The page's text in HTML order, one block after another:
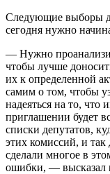
Следующие выборы
сегодня нужно
— Нужно
чтобы лучше
их к определенной
самим о том, чтобы
надеяться на то, что
приглашении будет
списки депутатов,
этих комиссий, и так
сделали многое в
ошибки, — высказал